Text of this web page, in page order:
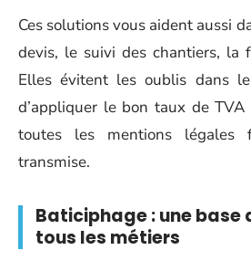
Ces solutions vous aident aussi
devis, le suivi des chantiers, la
Elles évitent les oublis dans
d’appliquer le bon taux de
toutes les mentions légales
transmise.
Baticiphage : une base
tous les métiers